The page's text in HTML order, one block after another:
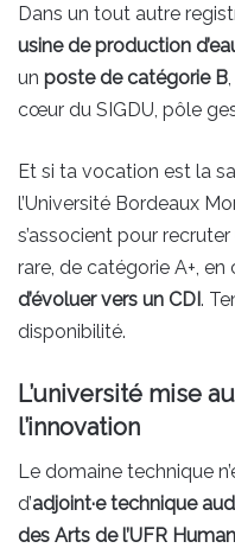
Dans un tout autre
usine de production
un poste de catégorie B
cœur du SIGDU, pôle
Et si ta vocation est la
l’Université Bordeaux
s’associent pour recruter
rare, de catégorie A+,
d’évoluer vers un CDI.
disponibilité.
L’université mise
l’innovation
Le domaine technique
d’adjoint·e technique
des Arts de l’UFR